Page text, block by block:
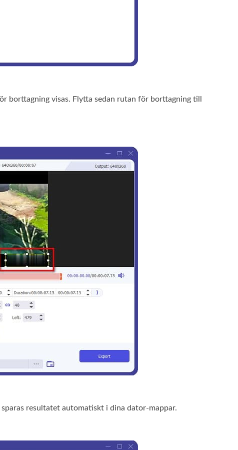
borttagning visas. Flytta sedan rutan för borttagning till
resultatet automatiskt i dina dator-mappar.